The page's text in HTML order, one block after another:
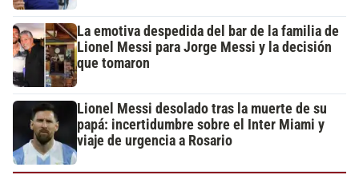
La emotiva despedida del bar de la familia de
Lionel Messi para Jorge Messi y la decisión
que tomaron
Lionel Messi desolado tras la muerte de su
papá: incertidumbre sobre el Inter Miami y
viaje de urgencia a Rosario